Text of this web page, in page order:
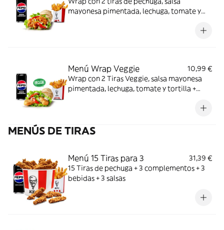
mayonesa pimentada, lechuga, tomate y
Menú Wrap Veggie
10,99 €
Wrap con 2 Tiras Veggie, salsa mayonesa
pimentada, lechuga, tomate y tortilla +
MENÚS DE TIRAS
Menú 15 Tiras para 3
31,39 €
15 Tiras de pechuga + 3 complementos + 3
bebidas + 3 salsas